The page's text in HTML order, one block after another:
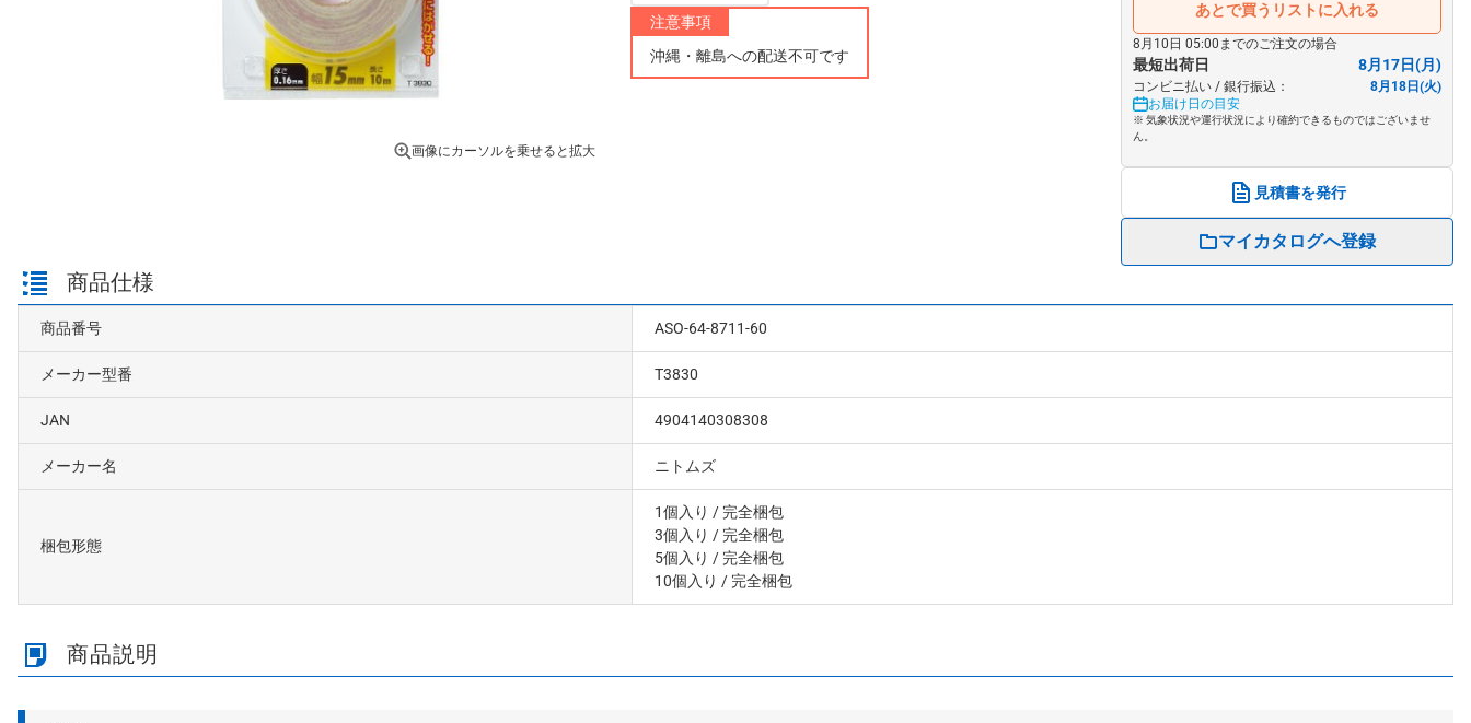
画像にカーソルを乗せると拡大
注意事項
沖縄・離島への配送不可です
あとで買うリストに入れる
8月10日 05:00までのご注文の場合
最短出荷日 8月17日(月)
コンビニ払い / 銀行振込：
8月18日(火)
お届け日の目安
※ 気象状況や運行状況により確約できるものではございませ
ん。
見積書を発行
マイカタログへ登録
商品仕様
商品番号 ASO-64-8711-60
メーカー型番 T3830
JAN 4904140308308
メーカー名 ニトムズ
梱包形態
1個入り / 完全梱包
3個入り / 完全梱包
5個入り / 完全梱包
10個入り / 完全梱包
商品説明